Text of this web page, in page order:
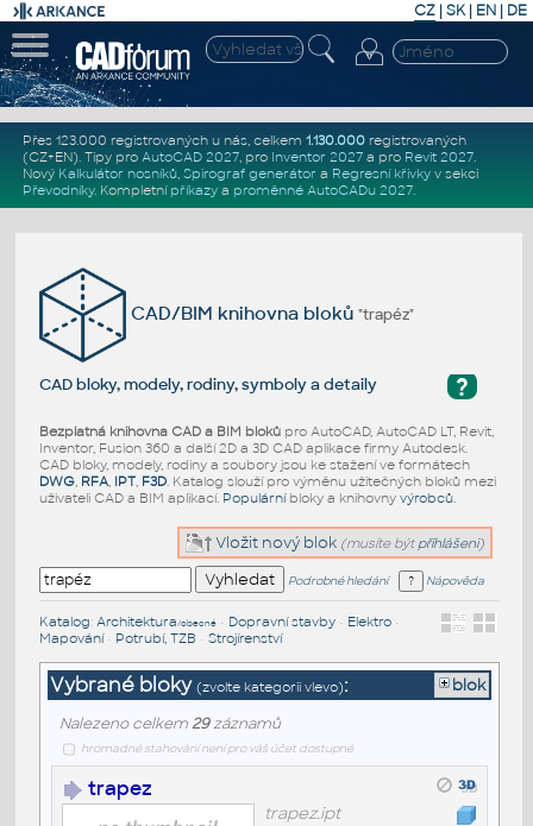
CZ | SK| EN | DE
Přes 123.000 registrovaných u nás, celkem 1.130.000registrovaných
(CZ+EN). Tipy pro AutoCAD 2027, pro Inventor 2027a pro Revit 2027.
Nový Kalkulátor nosníků, Spirograf generátor a Regresní křivkyv sekci
Převodníky. Kompletní příkazya proměnné AutoCADu 2027.
CAD/BIM knihovna bloků"trapéz"
?
CAD bloky, modely, rodiny, symboly a detaily
Bezplatná knihovna CAD a BIM blokůpro AutoCAD, AutoCAD LT, Revit,
Inventor, Fusion 360 a další 2D a 3D CAD aplikace firmy Autodesk.
CAD bloky, modely, rodiny a soubory jsou ke stažení ve formátech
DWG, RFA, IPT, F3D. Katalog slouží pro výměnu užitečných bloků mezi
uživateli CAD a BIM aplikací. Populárníbloky a knihovny výrobců.
Vložit nový blok (musíte být přihlášeni)
Podrobné hledání Nápověda
Katalog: Architektura/obecné• Dopravní stavby• Elektro•
Mapování• Potrubí, TZB • Strojírenství
Vybrané bloky (zvolte kategorii vlevo): blok
Nalezeno celkem 29záznamů
hromadné stahování není pro váš účet dostupné
trapez
trapez.ipt